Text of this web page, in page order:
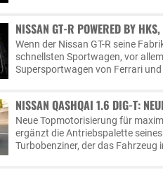
NISSAN GT-R POWERED BY
Wenn der Nissan GT-R seine
schnellsten Sportwagen, vor
Supersportwagen von Ferrari
NISSAN QASHQAI 1.6 DIG-T:
Neue Topmotorisierung für
ergänzt die Antriebspalette
Turbobenziner, der das Fahrzeug